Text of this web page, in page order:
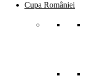
Cupa României